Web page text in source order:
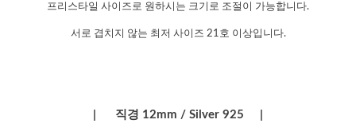
프리스타일 사이즈로 원하시는 크기로 조절이 가능합니다.
서로 겹치지 않는 최저 사이즈 21호 이상입니다.
| 직경 12mm / Silver 925 |